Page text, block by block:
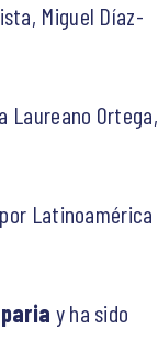
Miguel Díaz-
Laureano Ortega,
Latinoamérica
y ha sido